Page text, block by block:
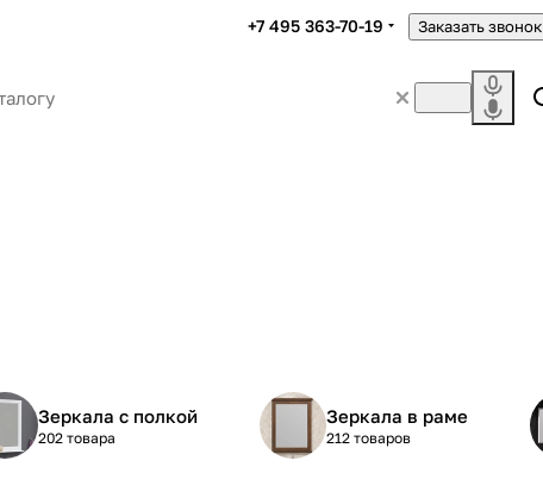
+7 495 363-70-19 Заказать звонок
Зеркала с полкой
202 товара
Зеркала в раме
212 товаров